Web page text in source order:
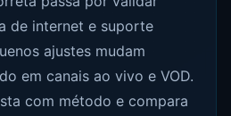
de internet e suporte
ajustes mudam
em canais ao vivo e VOD.
com método e compara